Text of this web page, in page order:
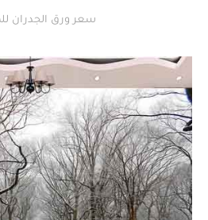
سعر ورق الجدران